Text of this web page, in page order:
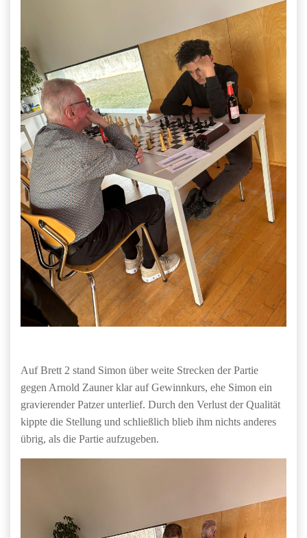
Auf Brett 2 stand Simon über weite Strecken der Partie
gegen Arnold Zauner klar auf Gewinnkurs, ehe Simon ein
gravierender Patzer unterlief. Durch den Verlust der Qualität
kippte die Stellung und schließlich blieb ihm nichts anderes
übrig, als die Partie aufzugeben.